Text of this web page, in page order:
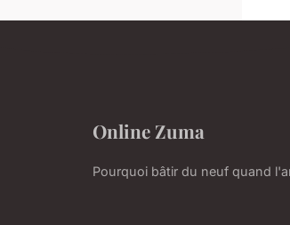
Online Zuma
Pourquoi bâtir du neuf quand